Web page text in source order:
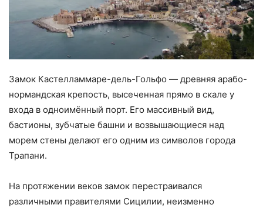
Замок Кастелламмаре-дель-Гольфо — древняя арабо-
нормандская крепость, высеченная прямо в скале у
входа в одноимённый порт. Его массивный вид,
бастионы, зубчатые башни и возвышающиеся над
морем стены делают его одним из символов города
Трапани.
На протяжении веков замок перестраивался
различными правителями Сицилии, неизменно